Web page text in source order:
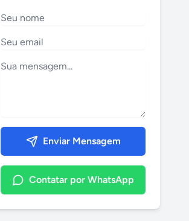
Enviar Mensagem
Contatar por WhatsApp